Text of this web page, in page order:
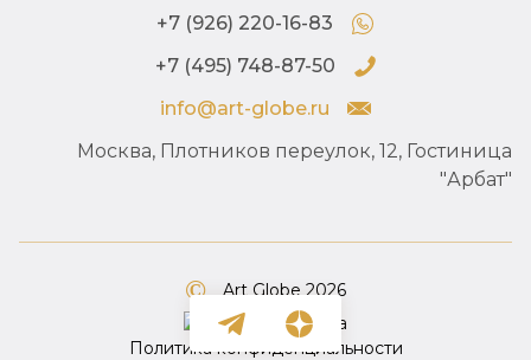
+7 (926) 220-16-83
+7 (495) 748-87-50
info@art-globe.ru
Москва, Плотников переулок, 12, Гостиница
"Арбат"
Art Globe 2026
Политика конфиденциальности